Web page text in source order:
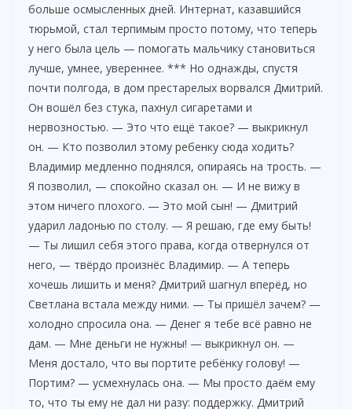
больше осмысленных дней. Интернат, казавшийся
тюрьмой, стал терпимым просто потому, что теперь
у него была цель — помогать мальчику становиться
лучше, умнее, увереннее. *** Но однажды, спустя
почти полгода, в дом престарелых ворвался Дмитрий.
Он вошёл без стука, пахнул сигаретами и
нервозностью. — Это что ещё такое? — выкрикнул
он. — Кто позволил этому ребенку сюда ходить?
Владимир медленно поднялся, опираясь на трость. —
Я позволил, — спокойно сказал он. — И не вижу в
этом ничего плохого. — Это мой сын! — Дмитрий
ударил ладонью по столу. — Я решаю, где ему быть!
— Ты лишил себя этого права, когда отвернулся от
него, — твёрдо произнёс Владимир. — А теперь
хочешь лишить и меня? Дмитрий шагнул вперёд, но
Светлана встала между ними. — Ты пришёл зачем? —
холодно спросила она. — Денег я тебе всё равно не
дам. — Мне деньги не нужны! — выкрикнул он. —
Меня достало, что вы портите ребёнку голову! —
Портим? — усмехнулась она. — Мы просто даём ему
то, что ты ему не дал ни разу: поддержку. Дмитрий